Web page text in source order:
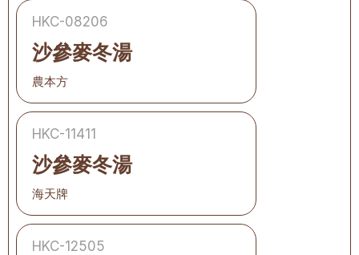
HKC-08206
沙參麥冬湯
農本方
HKC-11411
沙參麥冬湯
海天牌
HKC-12505